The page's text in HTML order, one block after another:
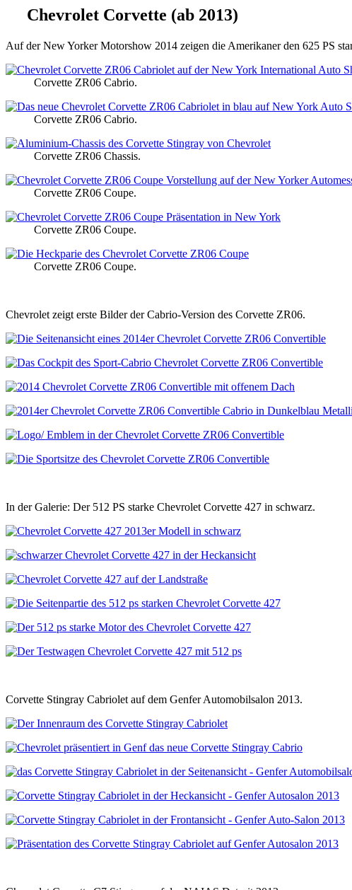
Chevrolet Corvette (ab 2013)
Auf der New Yorker Motorshow 2014 zeigen die Amerikaner den 625 PS
Corvette ZR06 Cabrio.
Corvette ZR06 Cabrio.
Corvette ZR06 Chassis.
Corvette ZR06 Coupe.
Corvette ZR06 Coupe.
Corvette ZR06 Coupe.
Chevrolet zeigt erste Bilder der Cabrio-Version des Corvette ZR06.
In der Galerie: Der 512 PS starke Chevrolet Corvette 427 in schwarz.
Corvette Stingray Cabriolet auf dem Genfer Automobilsalon 2013.